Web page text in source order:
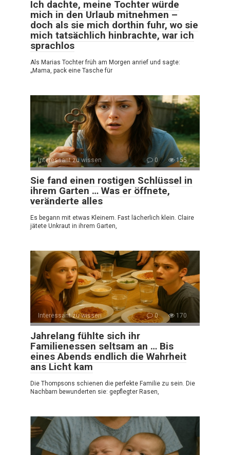
Ich dachte, meine Tochter würde
mich in den Urlaub mitnehmen –
doch als sie mich dorthin fuhr, wo sie
mich tatsächlich hinbrachte, war ich
sprachlos
Als Marias Tochter früh am Morgen anrief und sagte:
„Mama, pack eine Tasche für
Interessant zu wissen 0 155
Sie fand einen rostigen Schlüssel in
ihrem Garten … Was er öffnete,
veränderte alles
Es begann mit etwas Kleinem. Fast lächerlich klein. Claire
jätete Unkraut in ihrem Garten,
Interessant zu wissen 0 170
Jahrelang fühlte sich ihr
Familienessen seltsam an … Bis
eines Abends endlich die Wahrheit
ans Licht kam
Die Thompsons schienen die perfekte Familie zu sein. Die
Nachbarn bewunderten sie: gepflegter Rasen,